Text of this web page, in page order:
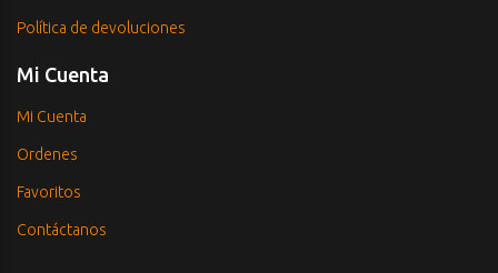
Política de devoluciones
Mi Cuenta
Mi Cuenta
Ordenes
Favoritos
Contáctanos